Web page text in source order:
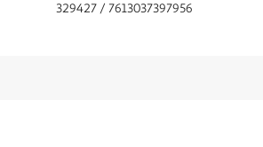
329427 / 7613037397956